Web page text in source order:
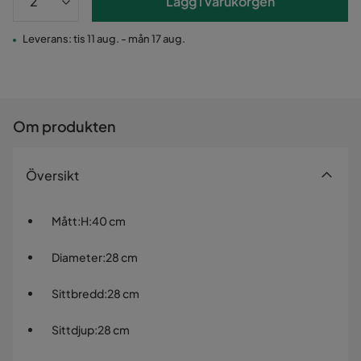
Leverans: tis 11 aug. - mån 17 aug.
Om produkten
Översikt
Mått:H:40 cm
Diameter:28 cm
Sittbredd:28 cm
Sittdjup:28 cm